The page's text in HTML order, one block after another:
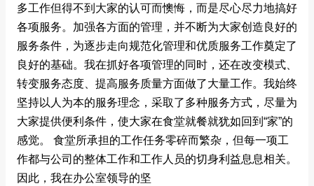
多工作但得不到大家的认可而懊悔，而是尽心尽力地搞好
各项服务。加强各方面的管理，并不断为大家创造良好的
服务条件，为逐步走向规范化管理和优质服务工作奠定了
良好的基础。我在抓好各项管理的同时，还在改变模式、
转变服务态度、提高服务质量方面做了大量工作。我始终
坚持以人为本的服务理念，采取了多种服务方式，尽量为
大家提供便利条件，使大家在食堂就餐就犹如回到“家”的
感觉。 食堂所承担的工作任务零碎而繁杂，但每一项工
作都与公司的整体工作和工作人员的切身利益息息相关。
因此，我在办公室领导的坚